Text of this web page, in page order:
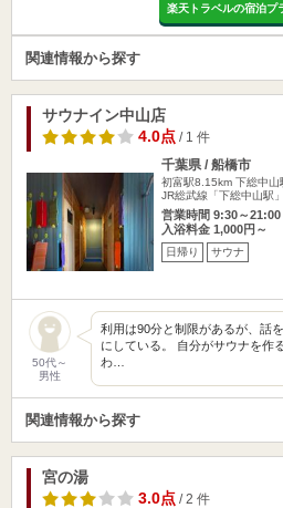
楽天トラベルの宿泊プ
関連情報から探す
サウナイン中山店
4.0点/ 1 件
千葉県 / 船橋市
初富駅8.15km 下総中山
JR総武線「下総中山駅
営業時間 9:30～21:00
入浴料金 1,000円～
日帰り サウナ
50代～
男性
利用は90分と制限があるが、話
にしている。 自分がサウナを作
わ…
関連情報から探す
宮の湯
3.0点/ 2 件